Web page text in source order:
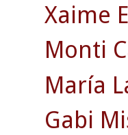
Xaime
Monti
María
Gabi